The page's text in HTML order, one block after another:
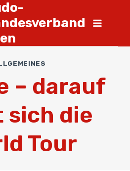
– darauf
die
Tour